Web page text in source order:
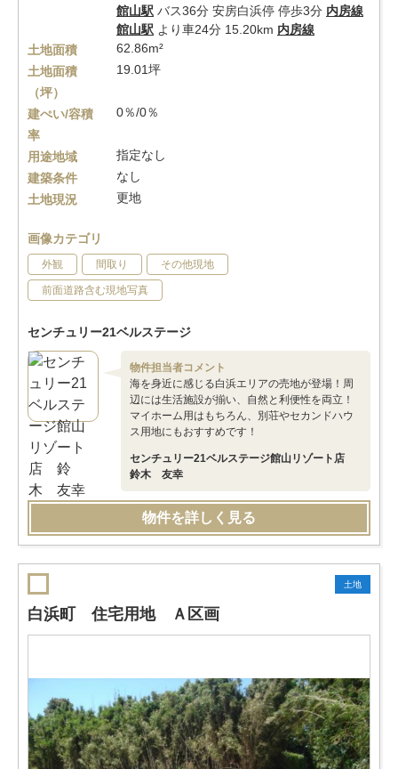
館山駅 バス36分 安房白浜停 停歩3分 内房線
館山駅 より車24分 15.20km 内房線
土地面積
62.86m²
土地面積
（坪）
19.01坪
建ぺい/容積
率
0％/0％
用途地域
指定なし
建築条件
なし
土地現況
更地
画像カテゴリ
外観 間取り その他現地
前面道路含む現地写真
センチュリー21ベルステージ
物件担当者コメント
海を身近に感じる白浜エリアの売地が登場！周
辺には生活施設が揃い、自然と利便性を両立！
マイホーム用はもちろん、別荘やセカンドハウ
ス用地にもおすすめです！
センチュリー21ベルステージ館山リゾート店
鈴木 友幸
物件を詳しく見る
土地
白浜町 住宅用地 Ａ区画